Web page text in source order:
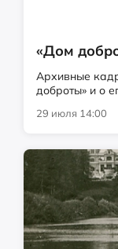
«Дом
Архивные
доброты» и о
29 июля 14:00